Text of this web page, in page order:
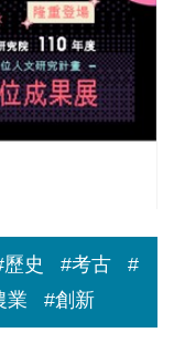
歷史 #考古
#
業 #創新